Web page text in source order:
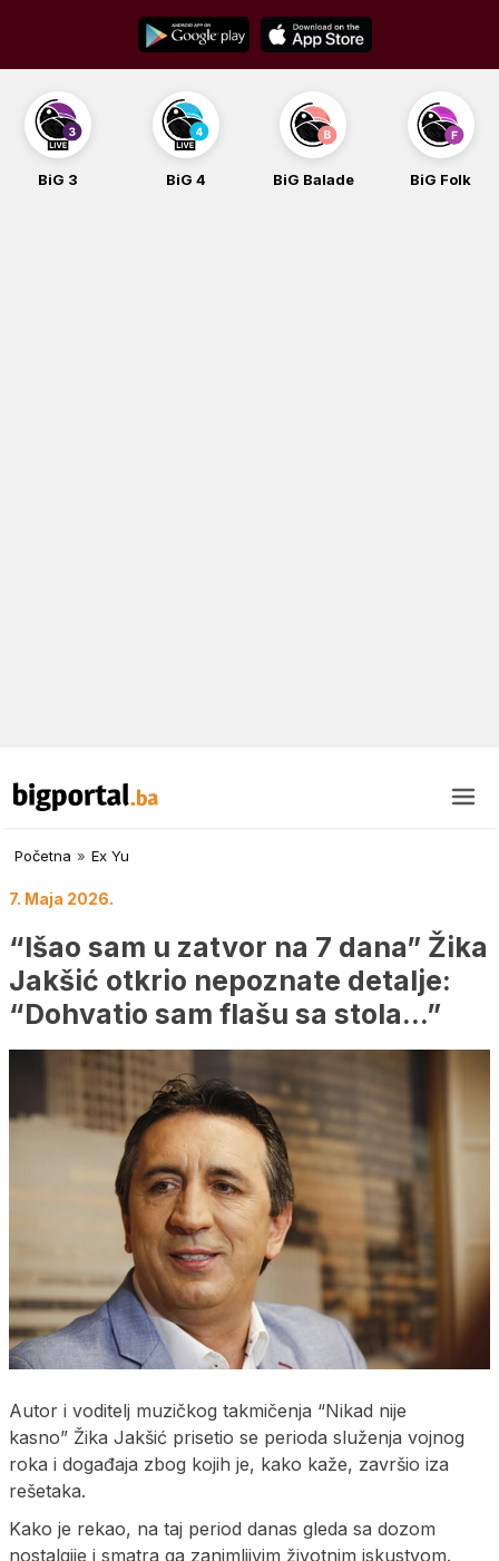
content
BiG 3 BiG 4 BiG Balade BiG Folk
Početna » Ex Yu
7. Maja 2026.
“Išao sam u zatvor na 7 dana” Žika
Jakšić otkrio nepoznate detalje:
“Dohvatio sam flašu sa stola…”
Autor i voditelj muzičkog takmičenja “Nikad nije
kasno” Žika Jakšić prisetio se perioda služenja vojnog
roka i događaja zbog kojih je, kako kaže, završio iza
rešetaka.
Kako je rekao, na taj period danas gleda sa dozom
nostalgije i smatra ga zanimljivim životnim iskustvom.